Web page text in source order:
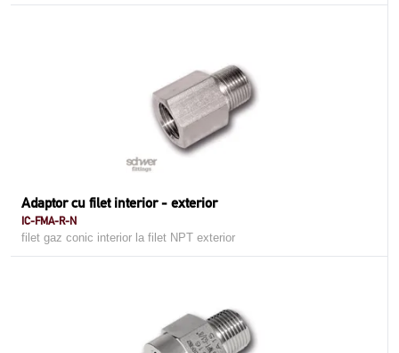
Adaptor cu filet interior - exterior
IC-FMA-R-N
filet gaz conic interior la filet NPT exterior